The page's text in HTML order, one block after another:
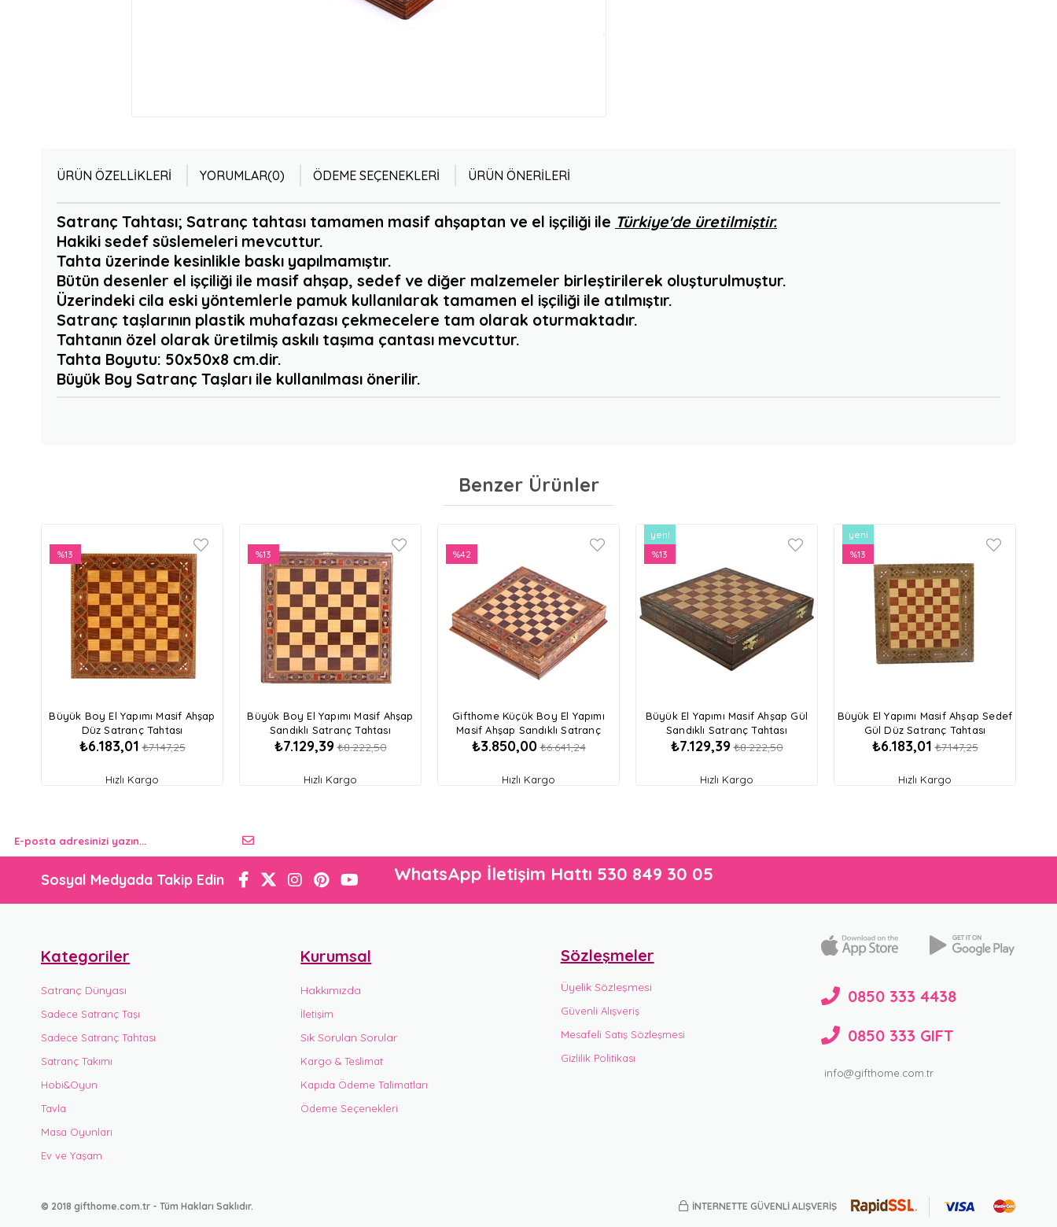
ÜRÜN ÖZELLIKLERI YORUMLAR(0) ÖDEME SEÇENEKLERI ÜRÜN ÖNERILERI
Satranç Tahtası; Satranç tahtası tamamen masif ahşaptan ve el işçiliği ile Türkiye'de üretilmiştir.
Hakiki sedef süslemeleri mevcuttur.
Tahta üzerinde kesinlikle baskı yapılmamıştır.
Bütün desenler el işçiliği ile masif ahşap, sedef ve diğer malzemeler birleştirilerek oluşturulmuştur.
Üzerindeki cila eski yöntemlerle pamuk kullanılarak tamamen el işçiliği ile atılmıştır.
Satranç taşlarının plastik muhafazası çekmecelere tam olarak oturmaktadır.
Tahtanın özel olarak üretilmiş askılı taşıma çantası mevcuttur.
Tahta Boyutu: 50x50x8 cm.dir.
Büyük Boy Satranç Taşları ile kullanılması önerilir.
Benzer Ürünler
Büyük Boy El Yapımı Masif Ahşap
Düz Satranç Tahtası
₺6.183,01 ₺7.147,25
%13
İndirim
%13İndirim
Hızlı Kargo
Büyük Boy El Yapımı Masif Ahşap
Sandıklı Satranç Tahtası
₺7.129,39 ₺8.222,50
%13
İndirim
%13İndirim
Hızlı Kargo
Gifthome Küçük Boy El Yapımı
Masif Ahşap Sandıklı Satranç
Tahtası
₺3.850,00 ₺6.641,24
%42
%42İndirim
Hızlı Kargo
Büyük El Yapımı Masif Ahşap Gül
Sandıklı Satranç Tahtası
₺7.129,39 ₺8.222,50
%13
%13İndirim
yeni
ürün
Hızlı Kargo
Büyük El Yapımı Masif Ahşap Sedef
Gül Düz Satranç Tahtası
₺6.183,01 ₺7.147,25
%13
%13İndirim
yeni
ürün
Hızlı Kargo
Sosyal Medyada Takip Edin WhatsApp İletişim Hattı 530 849 30 05
Kategoriler
Satranç Dünyası
Sadece Satranç Taşı
Sadece Satranç Tahtası
Satranç Takımı
Hobi&Oyun
Tavla
Masa Oyunları
Ev ve Yaşam
Kurumsal
Hakkımızda
İletişim
Sık Sorulan Sorular
Kargo & Teslimat
Kapıda Ödeme Talimatları
Ödeme Seçenekleri
Sözleşmeler
Üyelik Sözleşmesi
Güvenli Alışveriş
Mesafeli Satış Sözleşmesi
Gizlilik Politikası
0850 333 4438
0850 333 GIFT
info@gifthome.com.tr
© 2018 gifthome.com.tr - Tüm Hakları Saklıdır. İNTERNETTE GÜVENLİ ALIŞVERİŞ